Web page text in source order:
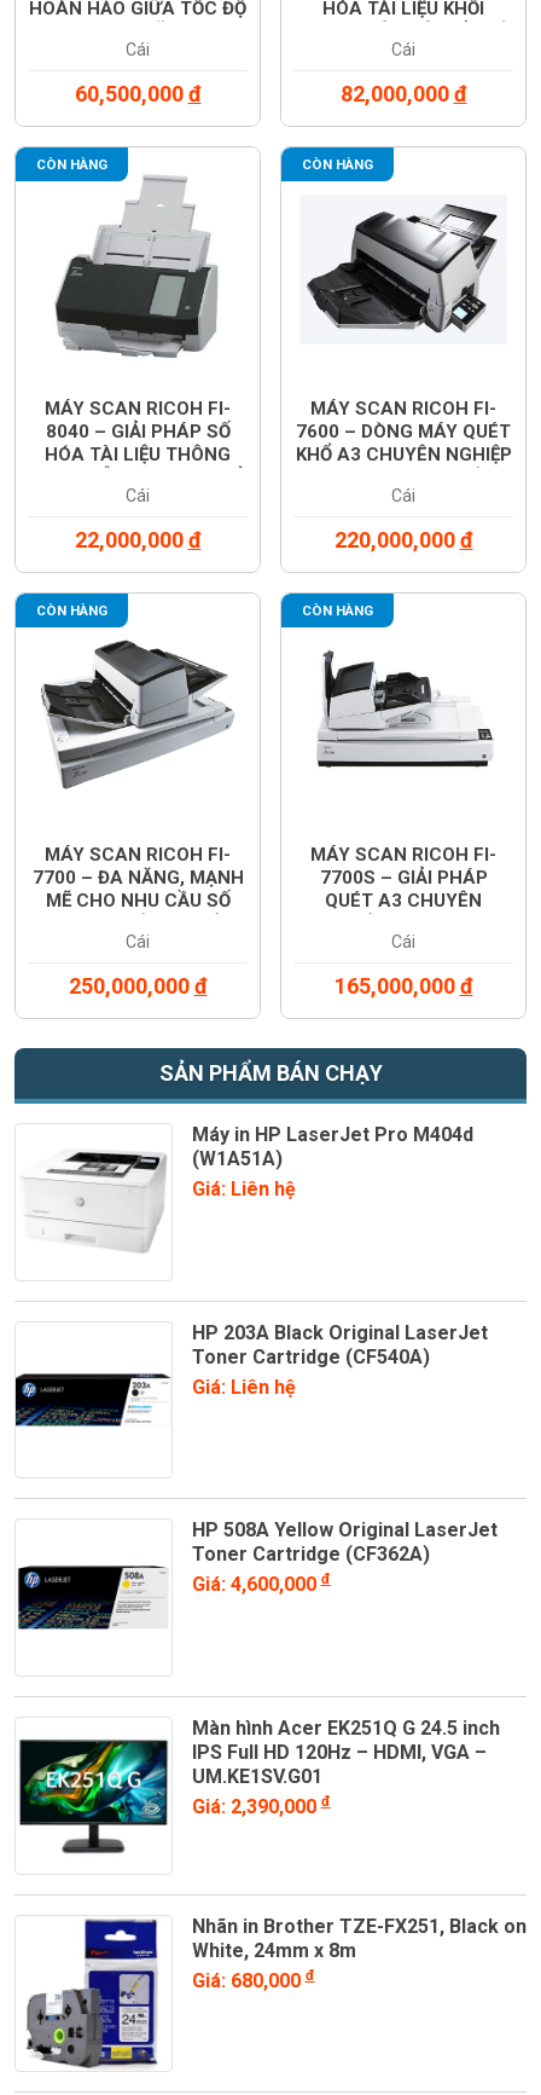
HOÀN HẢO GIỮA TỐC ĐỘ
Cái
60,500,000đ
HÓA TÀI LIỆU KHỐI
VƯỢT TRỘI
Cái
82,000,000đ
CÒN HÀNG
MÁY SCAN RICOH FI-
8040 – GIẢI PHÁP SỐ
HÓA TÀI LIỆU THÔNG
QUA MẠNG LAN
Cái
22,000,000đ
CÒN HÀNG
MÁY SCAN RICOH FI-
7600 – DÒNG MÁY QUÉT
KHỔ A3 CHUYÊN NGHIỆP
LỚN
Cái
220,000,000đ
CÒN HÀNG
MÁY SCAN RICOH FI-
7700 – ĐA NĂNG, MẠNH
MẼ CHO NHU CẦU SỐ
Cái
250,000,000đ
CÒN HÀNG
MÁY SCAN RICOH FI-
7700S – GIẢI PHÁP
QUÉT A3 CHUYÊN
DOANH NGHIỆP
Cái
165,000,000đ
SẢN PHẨM BÁN CHẠY
Máy in HP LaserJet Pro M404d
(W1A51A)
Giá: Liên hệ
HP 203A Black Original LaserJet
Toner Cartridge (CF540A)
Giá: Liên hệ
HP 508A Yellow Original LaserJet
Toner Cartridge (CF362A)
Giá: 4,600,000đ
Màn hình Acer EK251Q G 24.5 inch
IPS Full HD 120Hz – HDMI, VGA –
UM.KE1SV.G01
Giá: 2,390,000đ
Nhãn in Brother TZE-FX251, Black on
White, 24mm x 8m
Giá: 680,000đ